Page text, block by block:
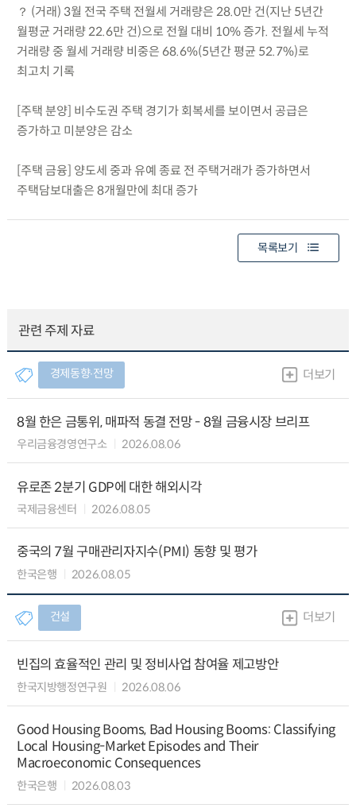
？ (거래) 3월 전국 주택 전월세 거래량은 28.0만 건(지난 5년간
월평균 거래량 22.6만 건)으로 전월 대비 10% 증가. 전월세 누적
거래량 중 월세 거래량 비중은 68.6%(5년간 평균 52.7%)로
최고치 기록
[주택 분양] 비수도권 주택 경기가 회복세를 보이면서 공급은
증가하고 미분양은 감소
[주택 금융] 양도세 중과 유예 종료 전 주택거래가 증가하면서
주택담보대출은 8개월만에 최대 증가
목록보기
관련 주제 자료
경제동향∙전망 더보기
8월 한은 금통위, 매파적 동결 전망 - 8월 금융시장 브리프
우리금융경영연구소 2026.08.06
유로존 2분기 GDP에 대한 해외시각
국제금융센터 2026.08.05
중국의 7월 구매관리자지수(PMI) 동향 및 평가
한국은행 2026.08.05
건설 더보기
빈집의 효율적인 관리 및 정비사업 참여율 제고방안
한국지방행정연구원 2026.08.06
Good Housing Booms, Bad Housing Booms: Classifying
Local Housing-Market Episodes and Their
Macroeconomic Consequences
한국은행 2026.08.03